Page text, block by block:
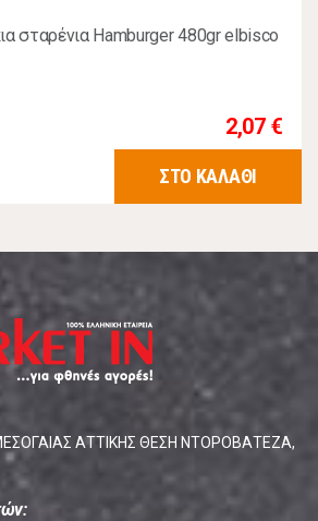
σταρένια Hamburger 480gr elbisco
2,07 €
ΣΤΟ ΚΑΛΑΘΙ
ΑΤΤΙΚΗΣ ΘΕΣΗ ΝΤΟΡΟΒΑΤΕΖΑ,